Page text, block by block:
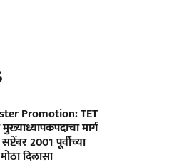
Promotion: TET
मार्ग
2001 पूर्वीच्या
दिलासा